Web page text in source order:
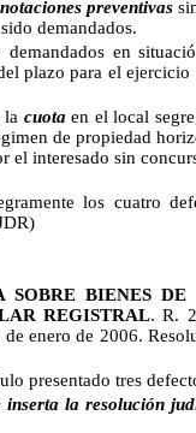
preventivas
demandados.
en
plazo para el ejercicio
cuota en el local
de propiedad
el interesado sin
los cuatro
SOBRE BIENES DE
REGISTRAL. R.
enero de 2006.
presentado tres
inserta la resolución